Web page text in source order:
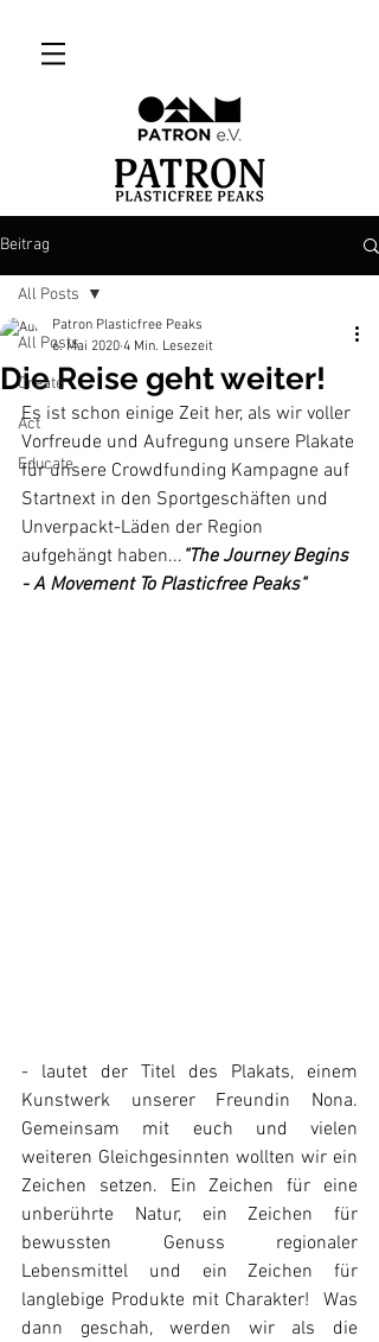
Beitrag
All Posts
Create
Act
Educate
All Posts
Die Reise geht weiter!
Patron Plasticfree Peaks
6. Mai 2020 4 Min. Lesezeit
Es ist schon einige Zeit her, als wir voller
Vorfreude und Aufregung unsere Plakate
für unsere Crowdfunding Kampagne auf
Startnext in den Sportgeschäften und
Unverpackt-Läden der Region
aufgehängt haben... "The Journey Begins
- A Movement To Plasticfree Peaks"
- lautet der Titel des Plakats, einem
Kunstwerk unserer Freundin Nona.
Gemeinsam mit euch und vielen
weiteren Gleichgesinnten wollten wir ein
Zeichen setzen. Ein Zeichen für eine
unberührte Natur, ein Zeichen für
bewussten Genuss regionaler
Lebensmittel und ein Zeichen für
langlebige Produkte mit Charakter!  Was
dann geschah, werden wir als die